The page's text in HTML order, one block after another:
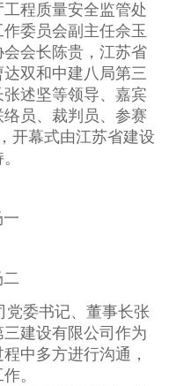
程质量安全监管处
委员会副主任佘玉
会长陈贵，江苏省
双和中建八局第三
述坚等领导、嘉宾
员、裁判员、参赛
开幕式由江苏省建设
党委书记、董事长张
建设有限公司作为
中多方进行沟通，
。